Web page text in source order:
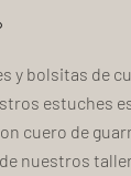
y bolsitas de
estuches
cuero de
nuestros